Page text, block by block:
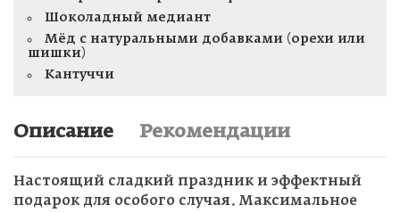
Шоколадный медиант
Мёд с натуральными добавками (орехи или
шишки)
Кантуччи
Описание Рекомендации
Настоящий сладкий праздник и эффектный
подарок для особого случая. Максимальное